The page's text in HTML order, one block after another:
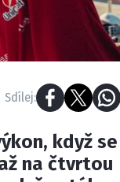
Sdílej:
když se
na čtvrtou